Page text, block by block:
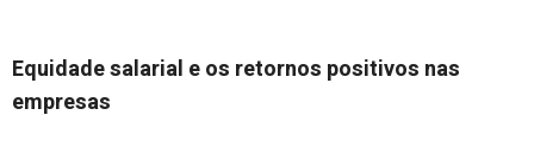
Equidade salarial e os retornos positivos nas
empresas